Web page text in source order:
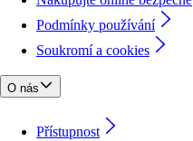
Podmínky používání
Soukromí a cookies
O nás
Přístupnost